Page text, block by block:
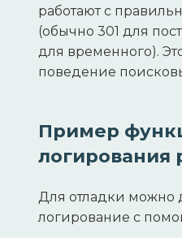
работают с
(обычно 301 для
для временного).
поведение
Пример
логирования
Для отладки можно
логирование с